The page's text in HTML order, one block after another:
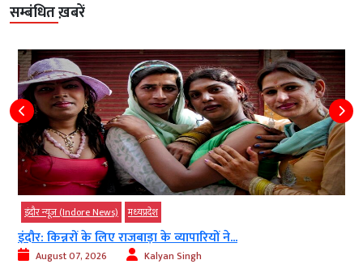
सम्बंधित ख़बरें
इंदौर न्यूज़ (Indore News) मध्‍यप्रदेश
इंदौर: किन्नरों के लिए राजबाड़ा के व्यापारियों ने...
August 07, 2026 Kalyan Singh